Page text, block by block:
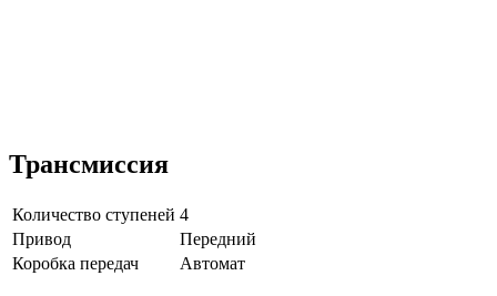
Трансмиссия
Количество ступеней 4
Привод
Передний
Коробка передач
Автомат